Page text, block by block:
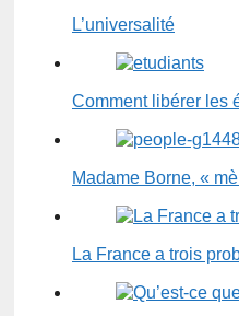
L’universalité
Comment libérer les
Madame Borne, «
La France a trois